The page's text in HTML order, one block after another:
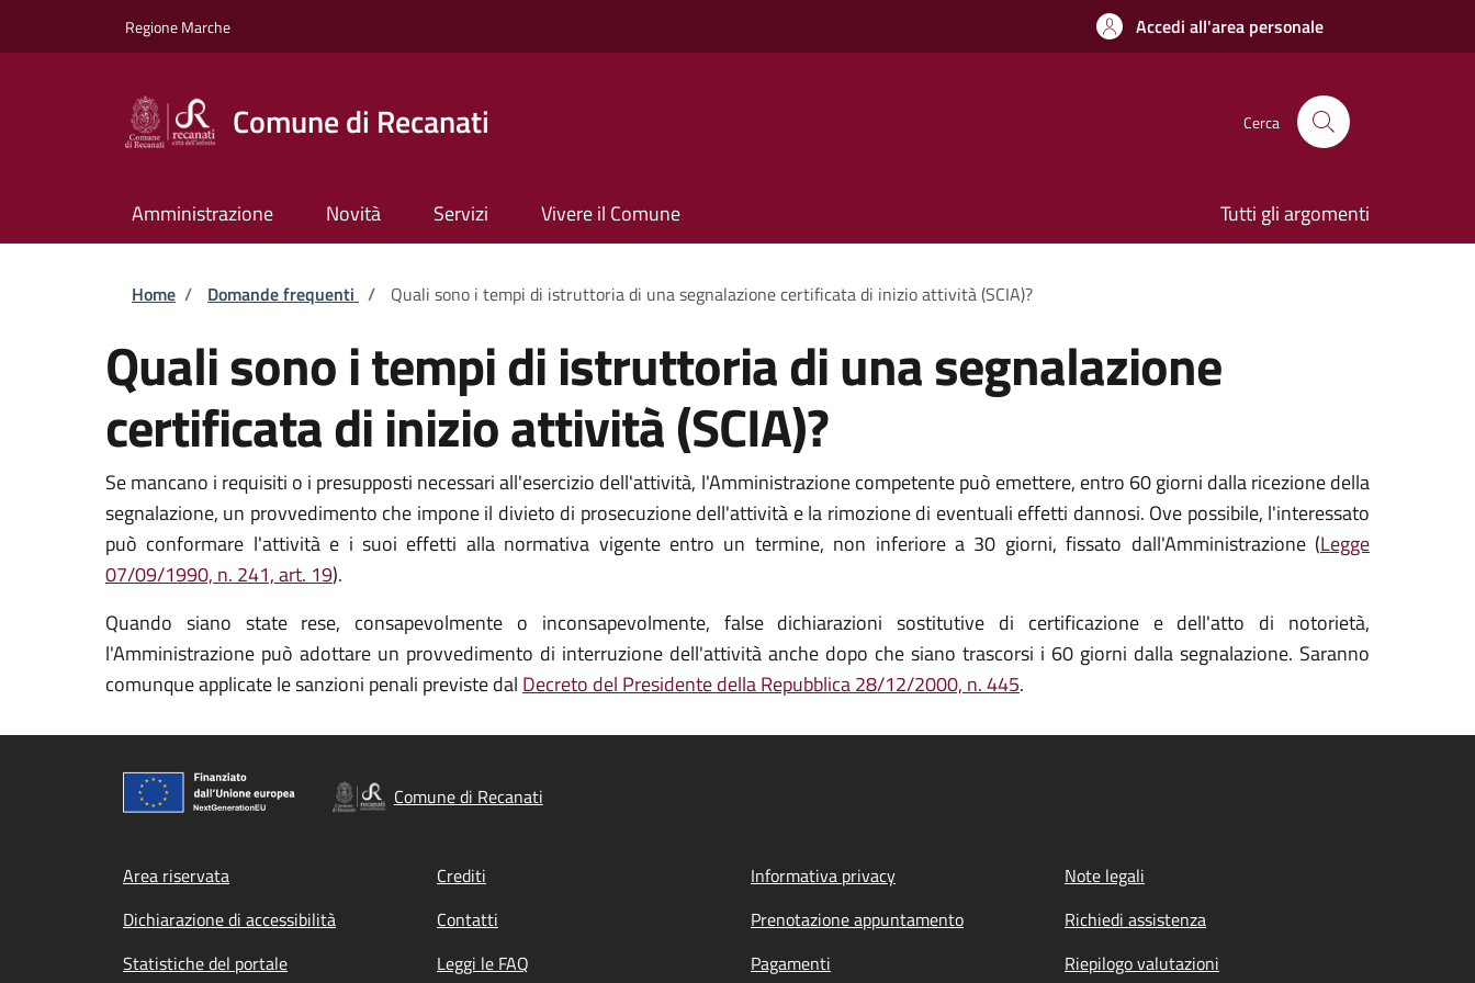
Regione Marche Accedi all'area personale
Comune di Recanati Cerca
Amministrazione Novità Servizi Vivere il Comune Tutti gli argomenti
Briciole di pane
Home / Domande frequenti / Quali sono i tempi di istruttoria di una segnalazione certificata di inizio attività (SCIA)?
Quali sono i tempi di istruttoria di una segnalazione
certificata di inizio attività (SCIA)?
Se mancano i requisiti o i presupposti necessari all'esercizio dell'attività, l'Amministrazione competente può emettere, entro 60 giorni dalla ricezione della
segnalazione, un provvedimento che impone il divieto di prosecuzione dell'attività e la rimozione di eventuali effetti dannosi. Ove possibile, l'interessato
può conformare l'attività e i suoi effetti alla normativa vigente entro un termine, non inferiore a 30 giorni, fissato dall'Amministrazione (Legge
07/09/1990, n. 241, art. 19).
Quando siano state rese, consapevolmente o inconsapevolmente, false dichiarazioni sostitutive di certificazione e dell'atto di notorietà,
l'Amministrazione può adottare un provvedimento di interruzione dell'attività anche dopo che siano trascorsi i 60 giorni dalla segnalazione. Saranno
comunque applicate le sanzioni penali previste dal Decreto del Presidente della Repubblica 28/12/2000, n. 445.
Comune di Recanati
Footer menu
Area riservata Crediti Informativa privacy
Note legali
Dichiarazione di accessibilità
Contatti Prenotazione appuntamento
Richiedi assistenza
Statistiche del portale
Leggi le FAQ Pagamenti Riepilogo valutazioni